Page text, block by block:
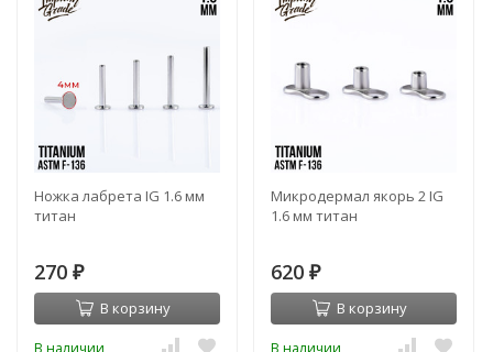
Ножка лабрета IG 1.6 мм
титан
270 ₽
В корзину
В наличии
Микродермал якорь 2 IG
1.6 мм титан
620 ₽
В корзину
В наличии